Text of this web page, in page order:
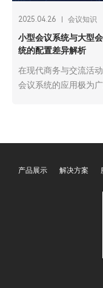
2025.04.26 会议知识
小型会议系统与大型
统的配置差异解析
在现代商务与交流活动
会议系统的应用极为广
会议系统可分为小型
配置上存在诸多差异
织机构依据自身情况
产品展示 解决方案